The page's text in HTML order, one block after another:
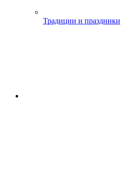
Традиции и праздники